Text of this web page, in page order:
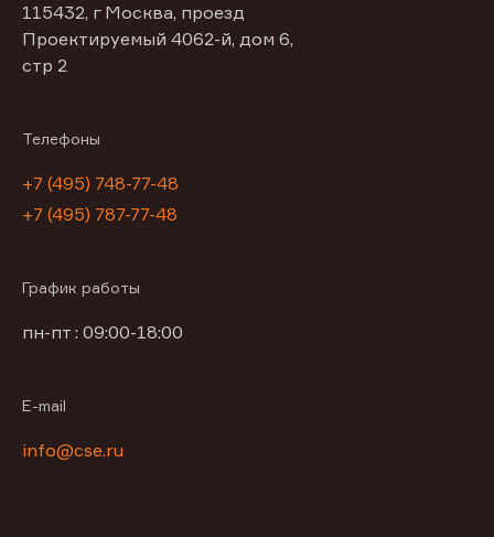
115432, г Москва, проезд
Проектируемый 4062-й, дом 6,
стр 2
Телефоны
+7 (495) 748-77-48
+7 (495) 787-77-48
График работы
пн-пт : 09:00-18:00
E-mail
info@cse.ru